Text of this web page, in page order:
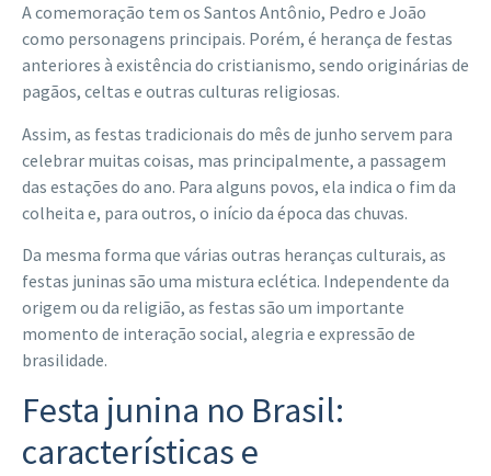
A comemoração tem os Santos Antônio, Pedro e João
como personagens principais. Porém, é herança de festas
anteriores à existência do cristianismo, sendo originárias de
pagãos, celtas e outras culturas religiosas.
Assim, as festas tradicionais do mês de junho servem para
celebrar muitas coisas, mas principalmente, a passagem
das estações do ano. Para alguns povos, ela indica o fim da
colheita e, para outros, o início da época das chuvas.
Da mesma forma que várias outras heranças culturais, as
festas juninas são uma mistura eclética. Independente da
origem ou da religião, as festas são um importante
momento de interação social, alegria e expressão de
brasilidade.
Festa junina no Brasil:
características e